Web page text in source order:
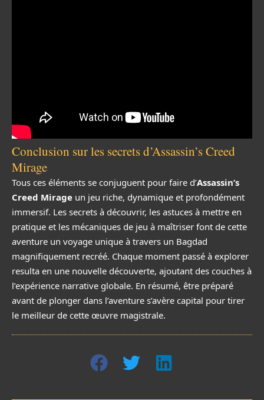
Conclusion sur les secrets d’Assassin’s Creed
Mirage
Tous ces éléments se conjuguent pour faire d’Assassin’s
Creed Mirage un jeu riche, dynamique et profondément
immersif. Les secrets à découvrir, les astuces à mettre en
pratique et les mécaniques de jeu à maîtriser font de cette
aventure un voyage unique à travers un Bagdad
magnifiquement recréé. Chaque moment passé à explorer
resulta en une nouvelle découverte, ajoutant des couches à
l’expérience narrative globale. En résumé, être préparé
avant de plonger dans l’aventure s’avère capital pour tirer
le meilleur de cette œuvre magistrale.